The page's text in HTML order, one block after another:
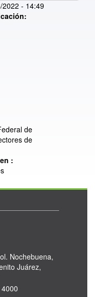
2022 - 14:49
de
de
:
Nochebuena,
Juárez,